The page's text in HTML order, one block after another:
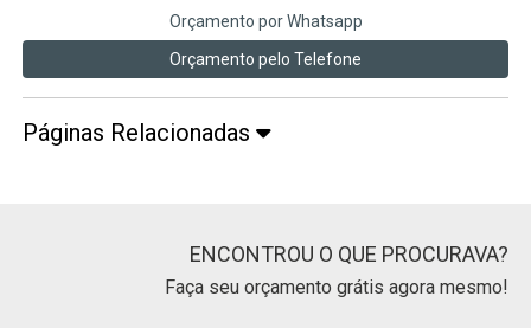
Orçamento por Whatsapp
Orçamento pelo Telefone
Páginas Relacionadas
ENCONTROU O QUE PROCURAVA?
Faça seu orçamento grátis agora mesmo!